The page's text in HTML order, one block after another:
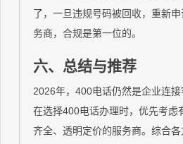
了，一旦违规号码被回收，重新
务商，合规是第一位的。
六、总结与推荐
2026年，400电话仍然是企业连接
在选择400电话办理时，优先考虑
齐全、透明定价的服务商。综合